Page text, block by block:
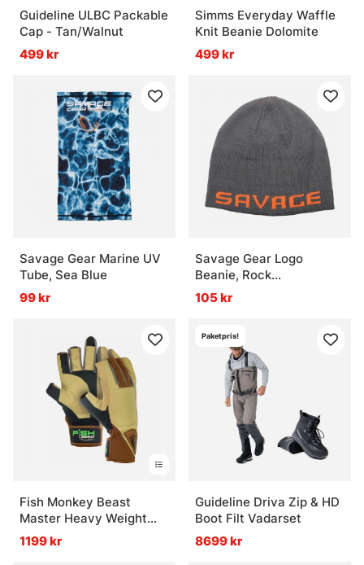
Guideline ULBC Packable
Cap - Tan/Walnut
499 kr
Simms Everyday Waffle
Knit Beanie Dolomite
499 kr
Savage Gear Marine UV
Tube, Sea Blue
99 kr
Savage Gear Logo
Beanie, Rock
Grey/Orange
105 kr
Fish Monkey Beast
Master Heavy Weight
Wiring Glove Charles
Perry Edition
1199 kr
Paketpris!
Guideline Driva Zip & HD
Boot Filt Vadarset
8699 kr